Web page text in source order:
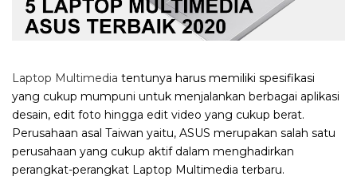
Laptop Multimedia tentunya harus memiliki spesifikasi
yang cukup mumpuni untuk menjalankan berbagai aplikasi
desain, edit foto hingga edit video yang cukup berat.
Perusahaan asal Taiwan yaitu, ASUS merupakan salah satu
perusahaan yang cukup aktif dalam menghadirkan
perangkat-perangkat Laptop Multimedia terbaru.